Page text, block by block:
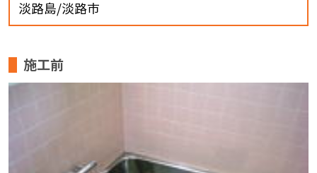
淡路島/淡路市
施工前